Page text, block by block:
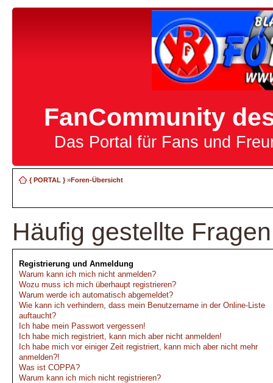
FanCommunity
Das Portal für Fans und
{ PORTAL }»Foren-Übersicht
Häufig gestellte Fragen
Registrierung und Anmeldung
Warum kann ich mich nicht anmelden?
Wozu muss ich mich überhaupt registrieren?
Warum werde ich automatisch abgemeldet?
Wie kann ich verhindern, dass mein Benutzername in der Online-Liste
auftaucht?
Ich habe mein Passwort vergessen!
Ich habe mich registriert, kann mich aber nicht anmelden!
Ich habe mich vor einiger Zeit registriert, kann mich aber nicht mehr
anmelden?!
Was ist COPPA?
Warum kann ich mich nicht registrieren?